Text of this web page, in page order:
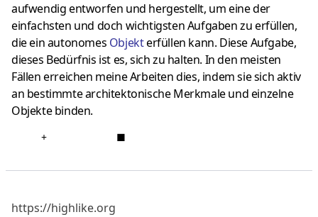
aufwendig entworfen und hergestellt, um eine der
einfachsten und doch wichtigsten Aufgaben zu erfüllen,
die ein autonomes Objekterfüllen kann. Diese Aufgabe,
dieses Bedürfnis ist es, sich zu halten. In den meisten
Fällen erreichen meine Arbeiten dies, indem sie sich aktiv
an bestimmte architektonische Merkmale und einzelne
Objekte binden.
+ ■
https://highlike.org